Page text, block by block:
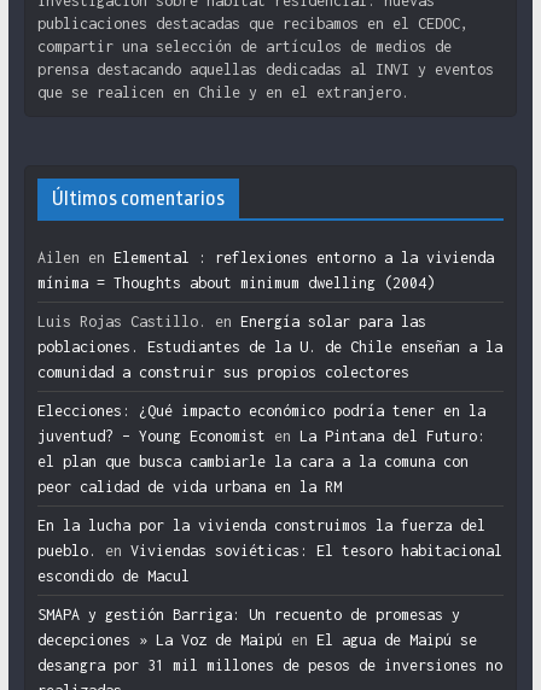
publicaciones destacadas que recibamos en el CEDOC,
compartir una selección de artículos de medios de
prensa destacando aquellas dedicadas al INVI y eventos
que se realicen en Chile y en el extranjero.
Últimos comentarios
Ailen en Elemental : reflexiones entorno a la vivienda
mínima = Thoughts about minimum dwelling (2004)
Luis Rojas Castillo. en Energía solar para las
poblaciones. Estudiantes de la U. de Chile enseñan a la
comunidad a construir sus propios colectores
Elecciones: ¿Qué impacto económico podría tener en la
juventud? – Young Economist en La Pintana del Futuro:
el plan que busca cambiarle la cara a la comuna con
peor calidad de vida urbana en la RM
En la lucha por la vivienda construimos la fuerza del
pueblo.
en Viviendas soviéticas: El tesoro habitacional
escondido de Macul
SMAPA y gestión Barriga: Un recuento de promesas y
decepciones » La Voz de Maipú en El agua de Maipú se
desangra por 31 mil millones de pesos de inversiones no